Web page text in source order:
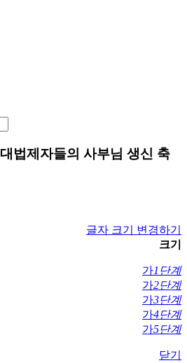
법제자들의 사부님 생신 축
글자 크기 변경하기
크기
가1단계
가2단계
가3단계
가4단계
가5단계
닫기